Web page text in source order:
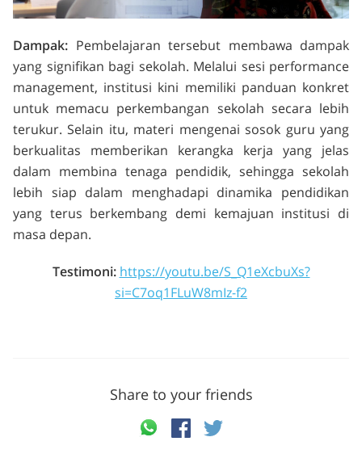
Dampak: Pembelajaran tersebut membawa dampak
yang signifikan bagi sekolah. Melalui sesi performance
management, institusi kini memiliki panduan konkret
untuk memacu perkembangan sekolah secara lebih
terukur. Selain itu, materi mengenai sosok guru yang
berkualitas memberikan kerangka kerja yang jelas
dalam membina tenaga pendidik, sehingga sekolah
lebih siap dalam menghadapi dinamika pendidikan
yang terus berkembang demi kemajuan institusi di
masa depan.
Testimoni: https://youtu.be/S_Q1eXcbuXs?
si=C7oq1FLuW8mIz-f2
Share to your friends